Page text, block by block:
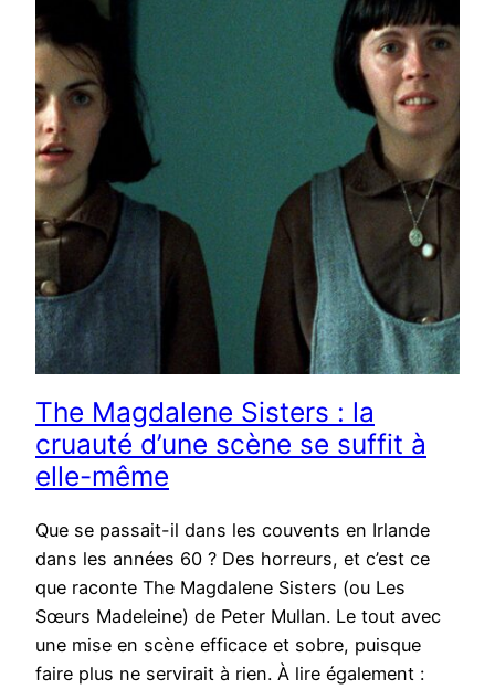
The Magdalene Sisters : la
cruauté d’une scène se suffit à
elle-même
Que se passait-il dans les couvents en Irlande
dans les années 60 ? Des horreurs, et c’est ce
que raconte The Magdalene Sisters (ou Les
Sœurs Madeleine) de Peter Mullan. Le tout avec
une mise en scène efficace et sobre, puisque
faire plus ne servirait à rien. À lire également :